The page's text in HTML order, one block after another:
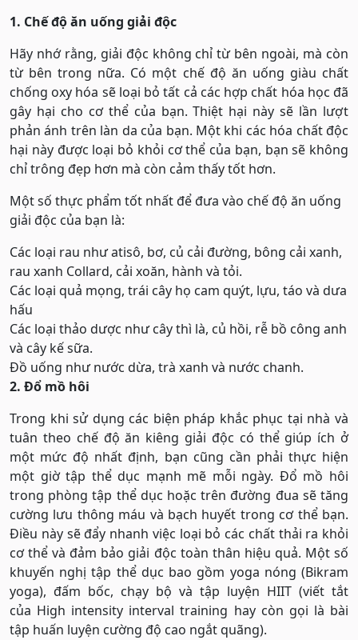
1. Chế độ ăn uống giải độc
Hãy nhớ rằng, giải độc không chỉ từ bên ngoài, mà còn
từ bên trong nữa. Có một chế độ ăn uống giàu chất
chống oxy hóa sẽ loại bỏ tất cả các hợp chất hóa học đã
gây hại cho cơ thể của bạn. Thiệt hại này sẽ lần lượt
phản ánh trên làn da của bạn. Một khi các hóa chất độc
hại này được loại bỏ khỏi cơ thể của bạn, bạn sẽ không
chỉ trông đẹp hơn mà còn cảm thấy tốt hơn.
Một số thực phẩm tốt nhất để đưa vào chế độ ăn uống
giải độc của bạn là:
Các loại rau như atisô, bơ, củ cải đường, bông cải xanh,
rau xanh Collard, cải xoăn, hành và tỏi.
Các loại quả mọng, trái cây họ cam quýt, lựu, táo và dưa
hấu
Các loại thảo dược như cây thì là, củ hồi, rễ bồ công anh
và cây kế sữa.
Đồ uống như nước dừa, trà xanh và nước chanh.
2. Đổ mồ hôi
Trong khi sử dụng các biện pháp khắc phục tại nhà và
tuân theo chế độ ăn kiêng giải độc có thể giúp ích ở
một mức độ nhất định, bạn cũng cần phải thực hiện
một giờ tập thể dục mạnh mẽ mỗi ngày. Đổ mồ hôi
trong phòng tập thể dục hoặc trên đường đua sẽ tăng
cường lưu thông máu và bạch huyết trong cơ thể bạn.
Điều này sẽ đẩy nhanh việc loại bỏ các chất thải ra khỏi
cơ thể và đảm bảo giải độc toàn thân hiệu quả. Một số
khuyến nghị tập thể dục bao gồm yoga nóng (Bikram
yoga), đấm bốc, chạy bộ và tập luyện HIIT (viết tắt
của High intensity interval training hay còn gọi là bài
tập huấn luyện cường độ cao ngắt quãng).